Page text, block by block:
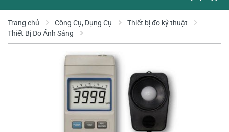
Trang chủ Công Cụ, Dụng Cụ
Thiết bị đo kỹ thuật
Thiết Bị Đo Ánh Sáng